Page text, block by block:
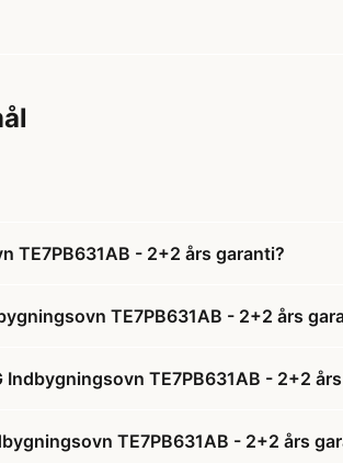
TE7PB631AB - 2+2 års garanti?
TE7PB631AB - 2+2 års
Indbygningsovn TE7PB631AB - 2+2
TE7PB631AB - 2+2 års